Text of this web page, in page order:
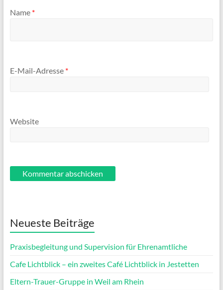
Name *
E-Mail-Adresse *
Website
Neueste Beiträge
Praxisbegleitung und Supervision für Ehrenamtliche
Cafe Lichtblick – ein zweites Café Lichtblick in Jestetten
Eltern-Trauer-Gruppe in Weil am Rhein